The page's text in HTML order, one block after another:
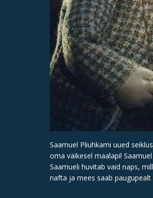
Saamuel Pliuhkami uued
oma väikesel maalapil
Saamueli huvitab vaid naps,
nafta ja mees saab